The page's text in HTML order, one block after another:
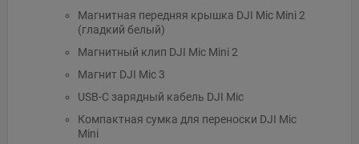
Магнитная передняя крышка DJI Mic Mini 2
(гладкий белый)
Магнитный клип DJI Mic Mini 2
Магнит DJI Mic 3
USB-C зарядный кабель DJI Mic
Компактная сумка для переноски DJI Mic
Mini